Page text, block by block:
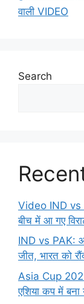
वाली VIDEO
Search
Video IND vs
बीच में आ गए
IND vs PAK:
जीत, भारत को
Asia Cup
एशिया कप में बना